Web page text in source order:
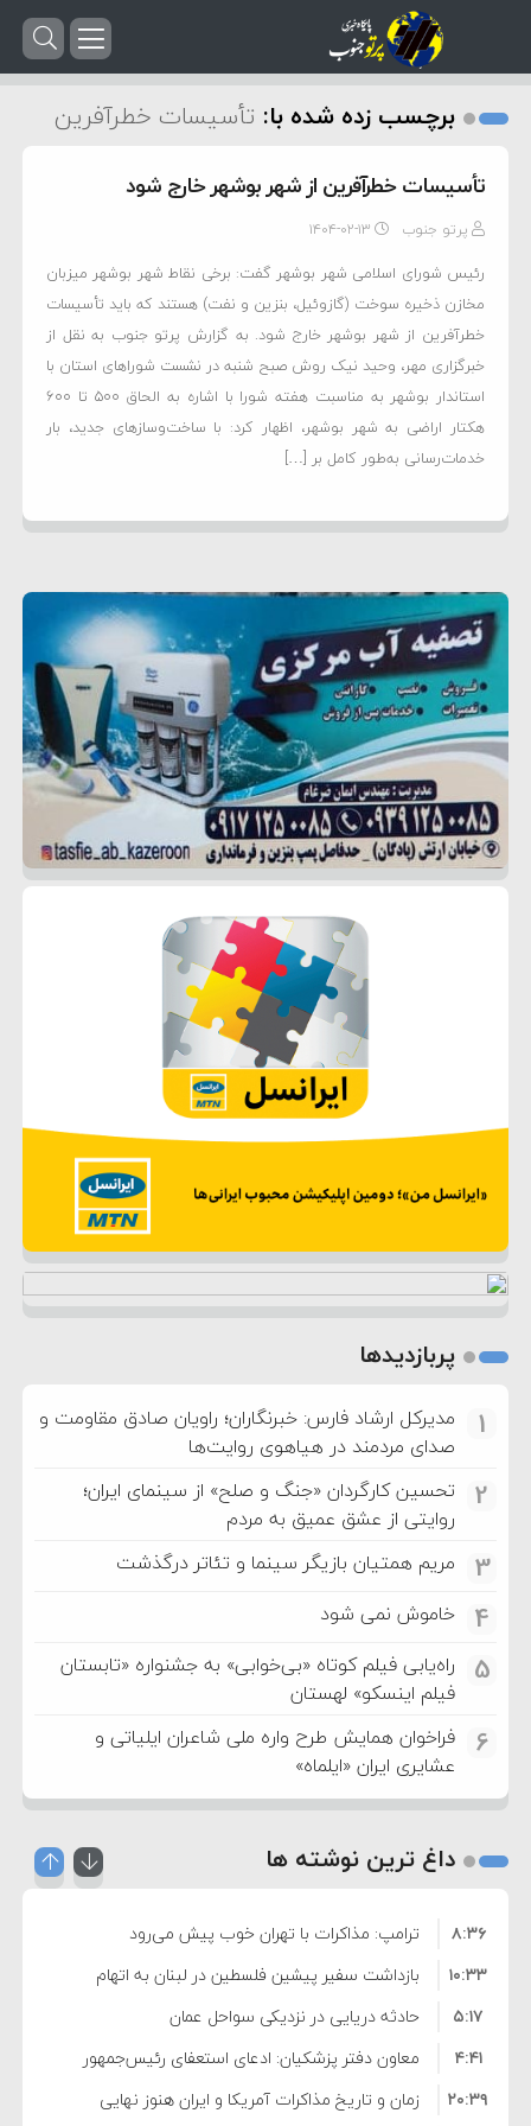
برچسب زده شده با: تأسیسات خطرآفرین
تأسیسات خطرآفرین از شهر بوشهر خارج شود
پرتو جنوب ۱۴۰۴-۰۲-۱۳
رئیس شورای اسلامی شهر بوشهر گفت: برخی نقاط شهر بوشهر میزبان
مخازن ذخیره سوخت (گازوئیل، بنزین و نفت) هستند که باید تأسیسات
خطرآفرین از شهر بوشهر خارج شود. به گزارش پرتو جنوب به نقل از
خبرگزاری مهر، وحید نیک روش صبح شنبه در نشست شوراهای استان با
استاندار بوشهر به مناسبت هفته شورا با اشاره به الحاق ۵۰۰ تا ۶۰۰
هکتار اراضی به شهر بوشهر، اظهار کرد: با ساخت‌وسازهای جدید، بار
خدمات‌رسانی به‌طور کامل بر […]
پربازدیدها
1
مدیرکل ارشاد فارس: خبرنگاران؛ راویان صادق مقاومت و
صدای مردمند در هیاهوی روایت‌ها
2
تحسین کارگردان «جنگ و صلح» از سینمای ایران؛
روایتی از عشق عمیق به مردم
3 مریم همتیان بازیگر سینما و تئاتر درگذشت
4 خاموش نمی شود
5
راه‌یابی فیلم کوتاه «بی‌خوابی» به جشنواره «تابستان
فیلم اینسکو» لهستان
6
فراخوان همایش طرح واره ملی شاعران ایلیاتی و
عشایری ایران «ایلماه»
داغ ترین نوشته ها
ترامپ: مذاکرات با تهران خوب پیش می‌رود
۸:۳۶
بازداشت سفیر پیشین فلسطین در لبنان به اتهام
فساد و اختلاس اموال
۱۰:۳۳
حادثه دریایی در نزدیکی سواحل عمان
۵:۱۷
معاون دفتر پزشکیان: ادعای استعفای رئیس‌جمهور
واهی و کذب محض است
۴:۴۱
زمان و تاریخ مذاکرات آمریکا و ایران هنوز نهایی
۲۰:۳۹